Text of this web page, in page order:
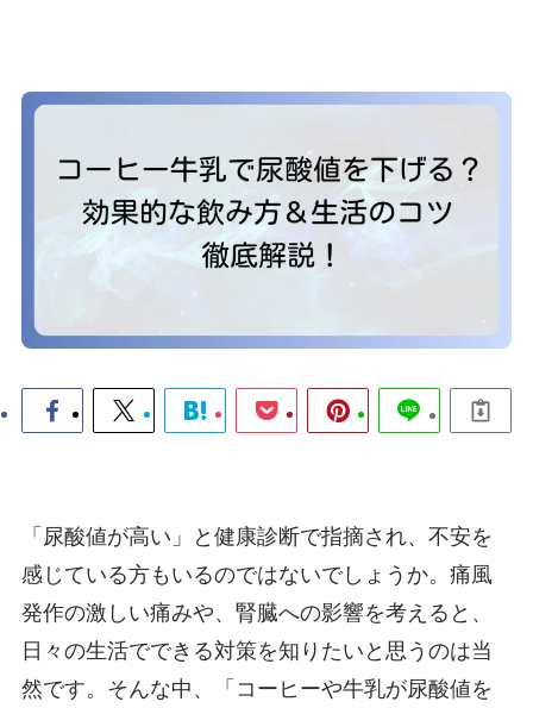
「尿酸値が高い」と健康診断で指摘され、不安を
感じている方もいるのではないでしょうか。痛風
発作の激しい痛みや、腎臓への影響を考えると、
日々の生活でできる対策を知りたいと思うのは当
然です。そんな中、「コーヒーや牛乳が尿酸値を